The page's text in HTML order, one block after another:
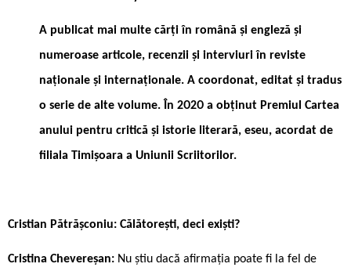
A publicat mai multe cărți în română și engleză și
numeroase articole, recenzii și interviuri în reviste
naționale și internaționale. A coordonat, editat și tradus
o serie de alte volume. În 2020 a obținut Premiul Cartea
anului pentru critică și istorie literară, eseu, acordat de
filiala Timișoara a Uniunii Scriitorilor.
Cristian Pătrășconiu: Călătorești, deci exiști?
Cristina Chevereșan: Nu știu dacă afirmația poate fi la fel de